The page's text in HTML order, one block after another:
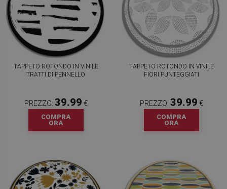
TAPPETO ROTONDO IN VINILE
TRATTI DI PENNELLO
PREZZO: 39.99 €
COMPRA
ORA
TAPPETO ROTONDO IN VINILE
FIORI PUNTEGGIATI
PREZZO: 39.99 €
COMPRA
ORA